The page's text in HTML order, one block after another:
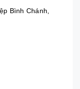
Bình Chánh,